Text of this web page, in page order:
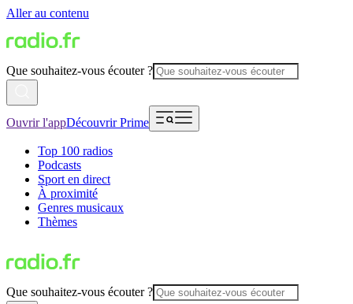
Aller au contenu
Que souhaitez-vous écouter ?
Ouvrir l'appDécouvrir Prime
Top 100 radios
Podcasts
Sport en direct
À proximité
Genres musicaux
Thèmes
Que souhaitez-vous écouter ?